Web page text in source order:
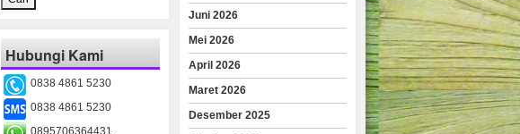
Hubungi Kami
0838 4861 5230
0838 4861 5230
Juni 2026
Mei 2026
April 2026
Maret 2026
Desember 2025